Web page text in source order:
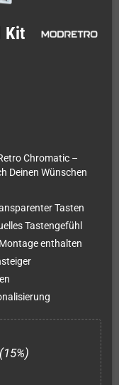
Kit
Chromatic –
Deinen Wünschen
Tasten
Tastengefühl
enthalten